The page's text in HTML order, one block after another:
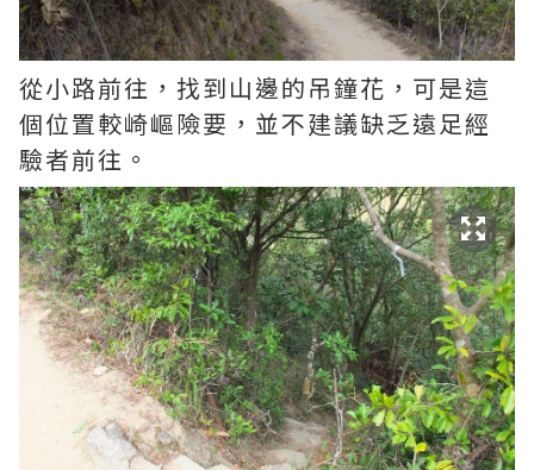
從小路前往，找到山邊的吊鐘花，可是這
個位置較崎嶇險要，並不建議缺乏遠足經
驗者前往。